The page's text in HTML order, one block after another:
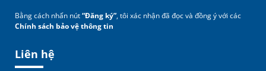
Liên hệ
Bằng cách nhấn nút“Đăng ký”, tôi xác nhận đã đọc và đồng ý với các
Chính sách bảo vệ thông tin